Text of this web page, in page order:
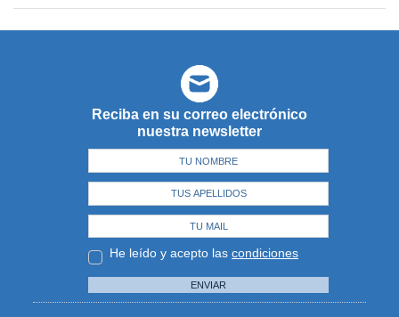
Reciba en su correo electrónico
nuestra newsletter
He leído y acepto las condiciones
ENVIAR